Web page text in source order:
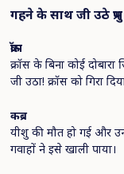
गहने के साथ जी उठे प्रभु
क्रॉस
क्रॉस के बिना कोई
जी उठा! क्रॉस को गिरा
कब्र
यीशु की मौत हो गई और
गवाहों ने इसे खाली पाया।